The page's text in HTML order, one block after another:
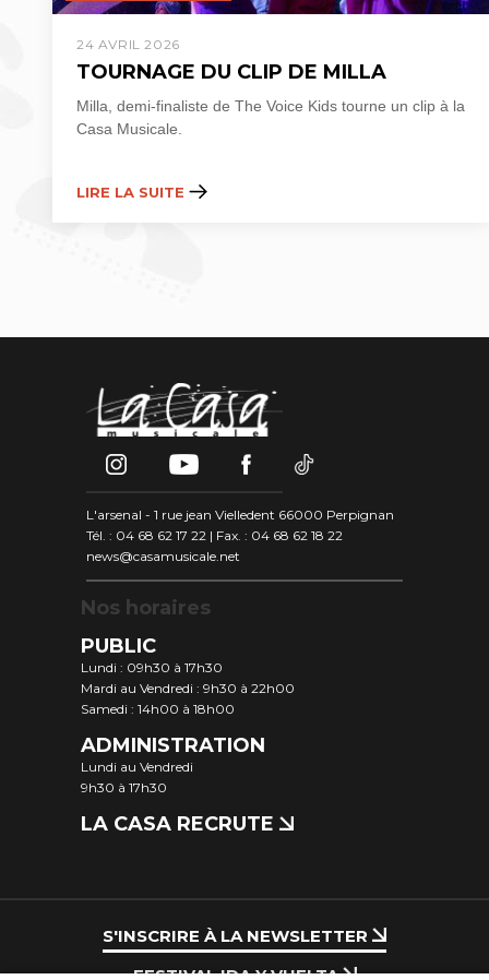
24 AVRIL 2026
TOURNAGE DU CLIP DE MILLA
Milla, demi-finaliste de The Voice Kids tourne un clip à la
Casa Musicale.
LIRE LA SUITE
L'arsenal - 1 rue jean Vielledent 66000 Perpignan
Tél. : 04 68 62 17 22 | Fax. : 04 68 62 18 22
news@casamusicale.net
Nos horaires
PUBLIC
Lundi : 09h30 à 17h30
Mardi au Vendredi : 9h30 à 22h00
Samedi : 14h00 à 18h00
ADMINISTRATION
Lundi au Vendredi
9h30 à 17h30
LA CASA RECRUTE
S'INSCRIRE À LA NEWSLETTER
FESTIVAL IDA Y VUELTA